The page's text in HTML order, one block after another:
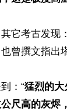
它考古发现
曾撰文指出
：“猛烈的大
尺高的灰烬